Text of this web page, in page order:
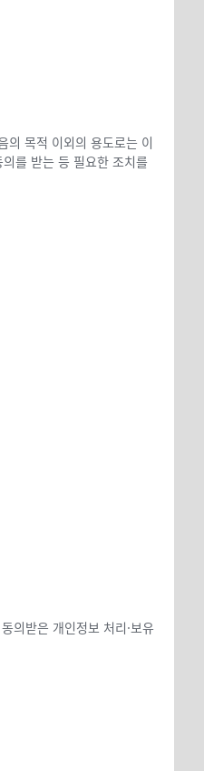
의 목적 이외의 용도로는 이
를 받는 등 필요한 조치를
의받은 개인정보 처리·보유